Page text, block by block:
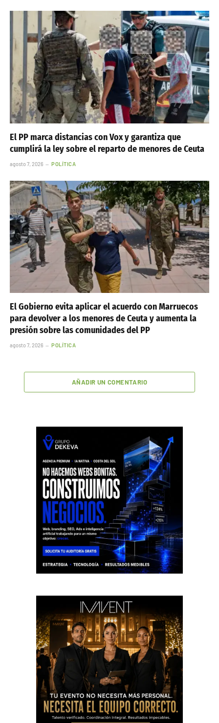
El PP marca distancias con Vox y garantiza que
cumplirá la ley sobre el reparto de menores de Ceuta
agosto 7, 2026 POLÍTICA
El Gobierno evita aplicar el acuerdo con Marruecos
para devolver a los menores de Ceuta y aumenta la
presión sobre las comunidades del PP
agosto 7, 2026 POLÍTICA
AÑADIR UN COMENTARIO